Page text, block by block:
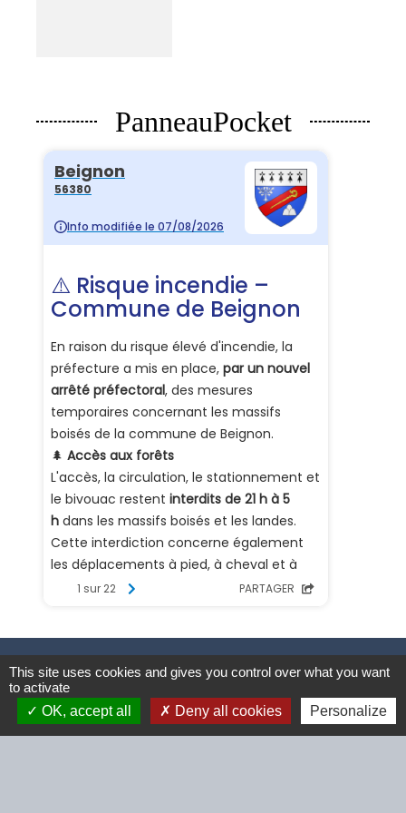
PanneauPocket
Contacts
Commune de Beignon
2 Rue des Perrières
This site uses cookies and gives you control over what you want
to activate
OK, accept all
Deny all cookies Personalize